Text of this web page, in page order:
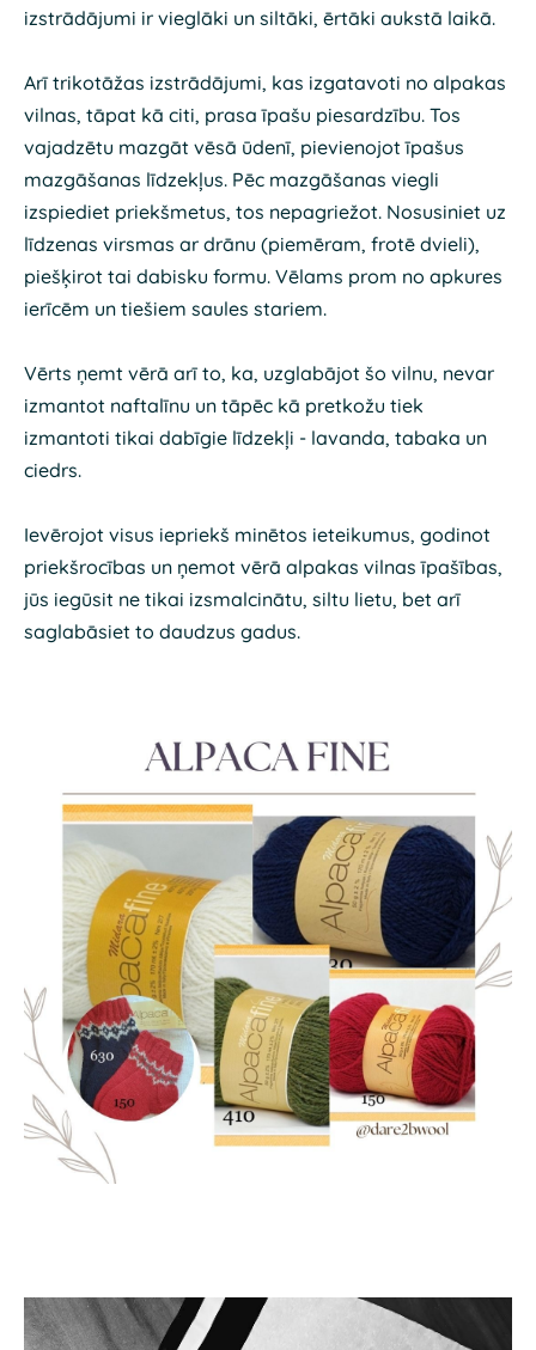
izstrādājumi ir vieglāki un siltāki, ērtāki aukstā laikā.
Arī trikotāžas izstrādājumi, kas izgatavoti no alpakas
vilnas, tāpat kā citi, prasa īpašu piesardzību. Tos
vajadzētu mazgāt vēsā ūdenī, pievienojot īpašus
mazgāšanas līdzekļus. Pēc mazgāšanas viegli
izspiediet priekšmetus, tos nepagriežot. Nosusiniet uz
līdzenas virsmas ar drānu (piemēram, frotē dvieli),
piešķirot tai dabisku formu. Vēlams prom no apkures
ierīcēm un tiešiem saules stariem.
Vērts ņemt vērā arī to, ka, uzglabājot šo vilnu, nevar
izmantot naftalīnu un tāpēc kā pretkožu tiek
izmantoti tikai dabīgie līdzekļi - lavanda, tabaka un
ciedrs.
Ievērojot visus iepriekš minētos ieteikumus, godinot
priekšrocības un ņemot vērā alpakas vilnas īpašības,
jūs iegūsit ne tikai izsmalcinātu, siltu lietu, bet arī
saglabāsiet to daudzus gadus.